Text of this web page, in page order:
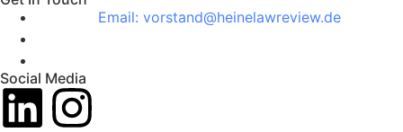
Email: vorstand@heinelawreview.de
Social Media